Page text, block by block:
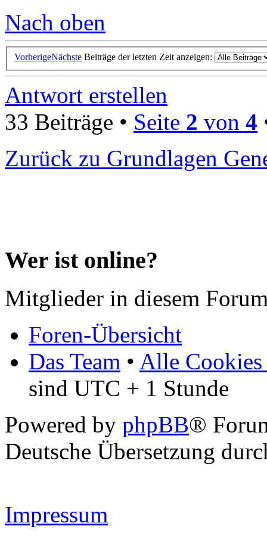
Nach oben
VorherigeNächste Beiträge der letzten Zeit anzeigen:
Antwort erstellen
33 Beiträge • Seite 2 von 4
Zurück zu Grundlagen
Wer ist online?
Mitglieder in diesem
Foren-Übersicht
Das Team • Alle Cookies
sind UTC + 1 Stunde
Powered by phpBB®
Deutsche Übersetzung
Impressum